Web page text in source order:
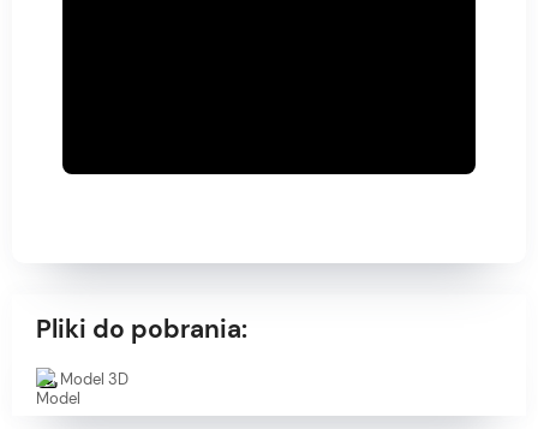
Pliki do pobrania:
Model 3D